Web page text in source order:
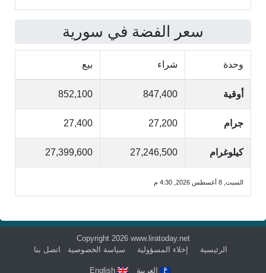
سعر الفضة في سورية
وحدة شراء بيع
أوقية 847,400
852,100
جرام 27,200
27,400
كيلوغرام 27,246,500
27,399,600
السبت, 8 أغسطس 2026, 4:30 م
Copyright 2026 www.liratoday.net
الرئيسية
إخلاء المسؤولية سياسة الخصوصية اتصل بنا
العربية English